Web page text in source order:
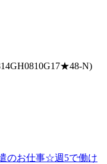
N)
のお仕事☆週5で働け